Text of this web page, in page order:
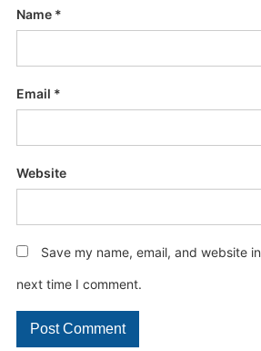
Name *
Email *
Website
Save my name, email, and website
next time I comment.